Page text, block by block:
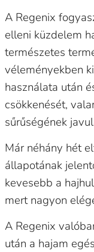
A Regenix
elleni küzdelem
természetes
véleményekben
használata után
csökkenését,
sűrűségének
Már néhány hét
állapotának
kevesebb a
mert nagyon
A Regenix
után a hajam